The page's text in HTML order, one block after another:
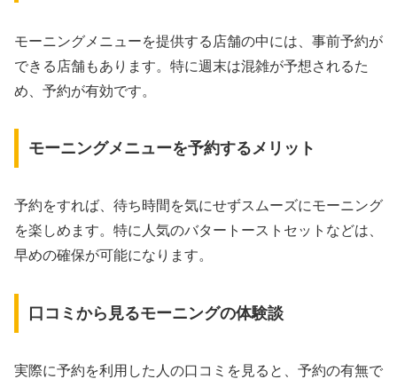
モーニングメニューを提供する店舗の中には、事前予約が
できる店舗もあります。特に週末は混雑が予想されるた
め、予約が有効です。
モーニングメニューを予約するメリット
予約をすれば、待ち時間を気にせずスムーズにモーニング
を楽しめます。特に人気のバタートーストセットなどは、
早めの確保が可能になります。
口コミから見るモーニングの体験談
実際に予約を利用した人の口コミを見ると、予約の有無で